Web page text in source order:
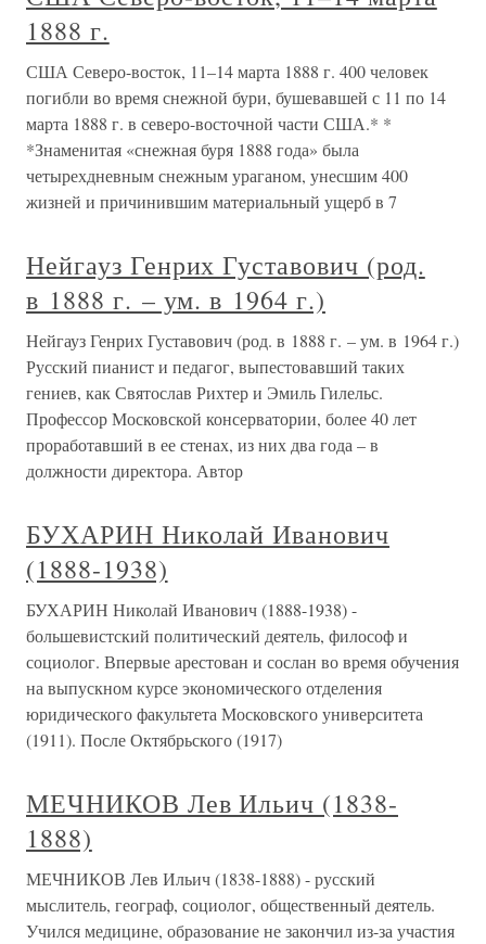
1888 г.
США Северо-восток, 11–14 марта 1888 г. 400 человек
погибли во время снежной бури, бушевавшей с 11 по 14
марта 1888 г. в северо-восточной части США.* *
*Знаменитая «снежная буря 1888 года» была
четырехдневным снежным ураганом, унесшим 400
жизней и причинившим материальный ущерб в 7
Нейгауз Генрих Густавович (род.
в 1888 г. – ум. в 1964 г.)
Нейгауз Генрих Густавович (род. в 1888 г. – ум. в 1964 г.)
Русский пианист и педагог, выпестовавший таких
гениев, как Святослав Рихтер и Эмиль Гилельс.
Профессор Московской консерватории, более 40 лет
проработавший в ее стенах, из них два года – в
должности директора. Автор
БУХАРИН Николай Иванович
(1888-1938)
БУХАРИН Николай Иванович (1888-1938) -
большевистский политический деятель, философ и
социолог. Впервые арестован и сослан во время обучения
на выпускном курсе экономического отделения
юридического факультета Московского университета
(1911). После Октябрьского (1917)
МЕЧНИКОВ Лев Ильич (1838-
1888)
МЕЧНИКОВ Лев Ильич (1838-1888) - русский
мыслитель, географ, социолог, общественный деятель.
Учился медицине, образование не закончил из-за участия